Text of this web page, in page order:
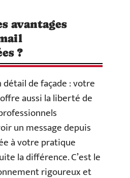
avantages
?
détail de façade : votre
aussi la liberté de
un message depuis
à votre pratique
la différence. C’est le
rigoureux et